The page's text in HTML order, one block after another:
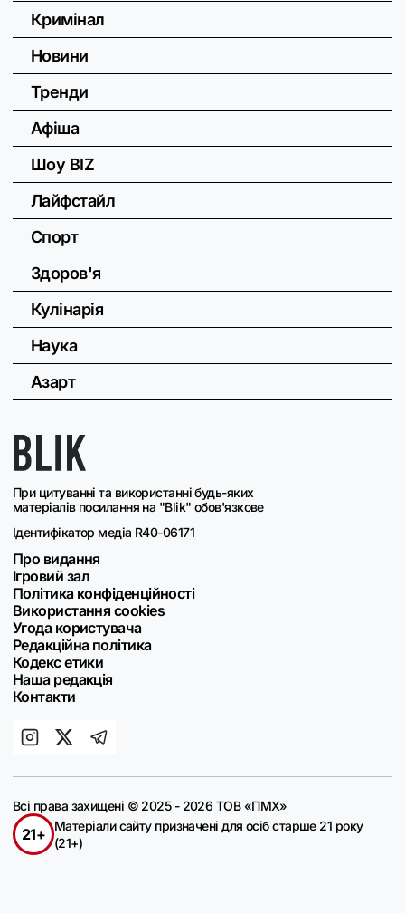
При цитуванні та використанні будь-яких
матеріалів посилання на "Blik" обов'язкове
Ідентифікатор медіа R40-06171
Про видання
Ігровий зал
Політика конфіденційності
Використання cookies
Угода користувача
Редакційна політика
Кодекс етики
Наша редакція
Контакти
Кримінал
Новини
Тренди
Афіша
Шоу BIZ
Лайфстайл
Спорт
Здоров'я
Кулінарія
Наука
Азарт
Всі права захищені © 2025 - 2026 ТОВ «ПМХ»
21+
Матеріали сайту призначені для осіб старше 21 року
(21+)